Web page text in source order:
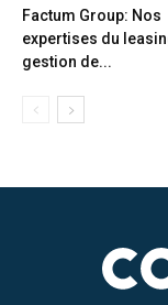
Factum Group: Nos
expertises du
gestion de...